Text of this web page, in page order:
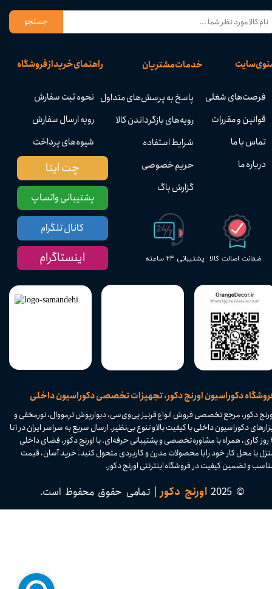
دکوراسیون اورنج دکور، تجهیزات تخصصی دکوراسیون داخلی
پشتیبانی ۲۴ ساعته ضمانت اصالت کالا
راهنمای خرید از فروشگاه
نحوه ثبت سفارش
رویه ارسال سفارش
شیوه‌های پرداخت
خدمات مشتریان
پاسخ به پرسش‌های متداول
رویه‌های بازگرداندن کالا
شرایط استفاده
حریم خصوصی
گزارش باگ
سایت
فرصت‌های شغلی
قوانین و مقررات
تماس با ما
درباره ما
جستجو
دکور، مرجع تخصصی فروش انواع قرنیز پی‌وی‌سی، دیوارپوش ترمووال، نورمخفی و
ابزارهای دکوراسیون داخلی با کیفیت بالا و تنوع بی‌نظیر. ارسال سریع به سراسر ایران در ۱ تا
۴ روز کاری، همراه با مشاوره تخصصی و پشتیبانی حرفه‌ای. با اورنج دکور، فضای داخلی
یا محل کار خود را با محصولات مدرن و کاربردی متحول کنید. خرید آسان، قیمت
و تضمین کیفیت در فروشگاه اینترنتی اورنج دکور.​​​​​​​
© 2025 اورنج دکور| تمامی حقوق محفوظ است.​​​​​​​
پشتیبانی واتساپ
چت ایتا
کانال تلگرام
اینستاگرام